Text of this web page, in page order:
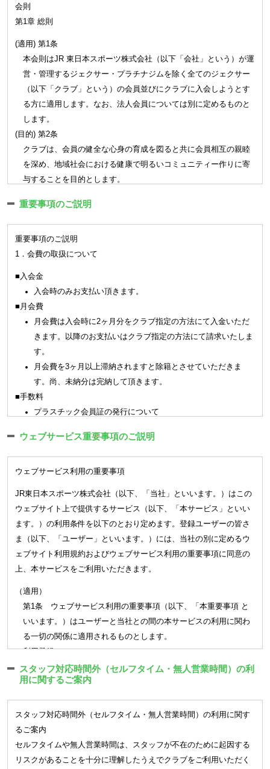
会則
第1章 総則
(適用) 第1条
本会則はJR 東日本スポーツ株式会社（以下「会社」という）が運
営・管理するジェクサー・プラチナジムを除く全てのジェクサー
（以下「クラブ」という）の会員並びにクラブに入会しようとす
る方に適用します。なお、法人会員については別に定めるものと
します。
(目的) 第2条
クラブは、会員の健全な心身の育成を図ると共に会員相互の親睦
を深め、地域社会における健康で明るいコミュニティー作りに寄
与することを目的とします。
第2章 会員
(会員) 第3条
クラブは会員制とし、クラブの継続的な利用は会員に限られま
す。
(2) 会員として、又はその保護者として、品位と社会的信用の無
(4) 刺青（タトゥーを含む）のある方（但し、クラブが別途定め
る基準に準じて認めた場合は除く）
(5)
妊娠をしている方（マタニティスクールは除く）
(6) 満１６歳未満の方（但し、各クラブの会員種別にて定められ
た資格に該当する会員は除く）
(7) 会社が運営管理を行うクラブを契約解除になった方
(8)
(会員資格の譲渡) 第5条
クラブの会員資格は、本人限りとし、譲渡若しくは相続その他、
包括継承できないものとします。
(未成年者) 第6条
上、入会申込を行うものとします。この場合、親権者は本会則に
第3章 入会・退会
(入会手続き) 第7条
クラブに入会を希望する方は、本会則に同意の上、入会手続き
を行い所定の料金等を納入し契約を行うことより会員となりま
重要事項のご説明
重要事項のご説明
1．会費の取扱について
■入会金
入会時のみお支払い頂きます。
■月会費
月会費は入会時に2ヶ月分をクラブ指定の方法にて入金いただ
きます。以降のお支払いはクラブ指定の方法にて請求いたしま
す。
月会費を3ヶ月以上滞納されますと除籍とさせていただきま
す。尚、未納分は完納して頂きます。
■手数料
プラスチック会員証の発行について
※ 一部プラスチック会員証のご利用、発行ができない店舗があり
ます。
紙の会員証の再発行について（キッズスクール）
2．各種届出のご案内
各種届出はご本人様（18歳未満については保護者）によるお手続き
をお願い致します。
メール、お電話、ご郵送での受付は出来かねます。会員証ご持参の
上、窓口にてお手続きをお願い致します。
■変更・追加
会員種別、オプション契約の変更・追加ができます。
※
一部の店舗では会員種別の変更制度はございません。
登録されている個人情報（名前、住所、連絡先、口座、メール
アドレス）については締切日に関わらずすみやかにご変更のお
手続きをしてください。
ウェブサービス重要事項のご説明
ウェブサービス利用の重要事項
JR東日本スポーツ株式会社（以下、「当社」といいます。）はこの
ウェブサイト上で提供するサービス（以下、「本サービス」といい
ます。）の利用条件を以下のとおり定めます。登録ユーザーの皆さ
ま（以下、「ユーザー」といいます。）には、当社の別に定めるウ
ェブサイト利用規約およびウェブサービス利用の重要事項に同意の
上、本サービスをご利用いただきます。
（適用）
第1条 ウェブサービス利用の重要事項（以下、「本重要事項 と
いいます。）はユーザーと当社との間の本サービスの利用に関わ
る一切の関係に適用されるものとします。
（利用登録）
第2条 登録希望者が当社の定める方法によって利用登録を申請
し、当社がこれを承認することによって、利用登録が完了するも
2. 本サービスの利用は一部の会員種別を除き当社の運営するク
ラブの会員に限ります
3. 前項の一部の会員種別とはキッズスクールを指し、その会員
種別に属する場合は会員の保護者をユーザーとして認め、本サー
スタッフ対応時間外（セルフタイム・無人営業時間）の利
用に関するご案内
スタッフ対応時間外（セルフタイム・無人営業時間）の利用に関す
るご案内
セルフタイムや無人営業時間は、スタッフが不在のために起因する
リスクがあることを十分に理解したうえでクラブをご利用いただく